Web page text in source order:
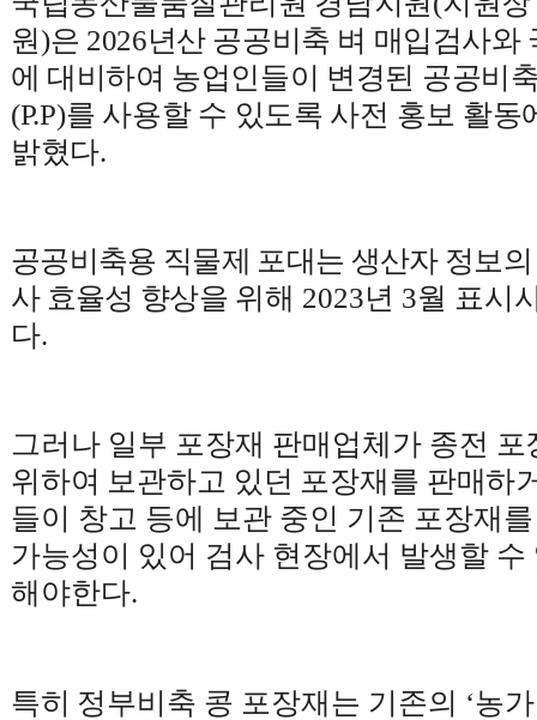
원)은 2026년산 공공비축 벼 매입검사와
에 대비하여 농업인들이 변경된 공공비
(P.P)를 사용할 수 있도록 사전 홍보 활
밝혔다.
공공비축용 직물제 포대는 생산자 정보
사 효율성 향상을 위해 2023년 3월 표시
다.
그러나 일부 포장재 판매업체가 종전 포
위하여 보관하고 있던 포장재를 판매하
들이 창고 등에 보관 중인 기존 포장재
가능성이 있어 검사 현장에서 발생할
해야한다.
특히 정부비축 콩 포장재는 기존의 ‘농